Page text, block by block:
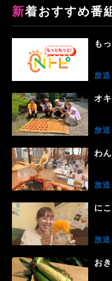
新着おすすめ番
も
放
オ
放
わ
放
に
放
お